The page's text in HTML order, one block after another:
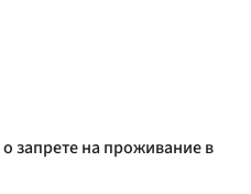
запрете на проживание в